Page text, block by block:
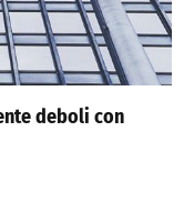
deboli con